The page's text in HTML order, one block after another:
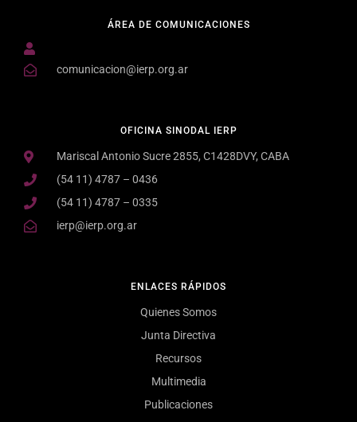
ENLACES RÁPIDOS
Quienes Somos
Junta Directiva
Recursos
Multimedia
Publicaciones
OFICINA SINODAL IERP
Mariscal Antonio Sucre 2855, C1428DVY, CABA
(54 11) 4787 – 0436
(54 11) 4787 – 0335
ierp@ierp.org.ar
ÁREA DE COMUNICACIONES
comunicacion@ierp.org.ar